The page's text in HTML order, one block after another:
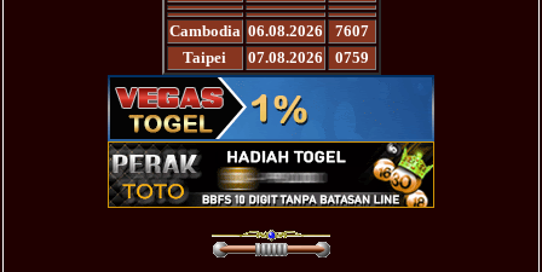
Cambodia 06.08.2026
7607
Taipei
07.08.2026 0759